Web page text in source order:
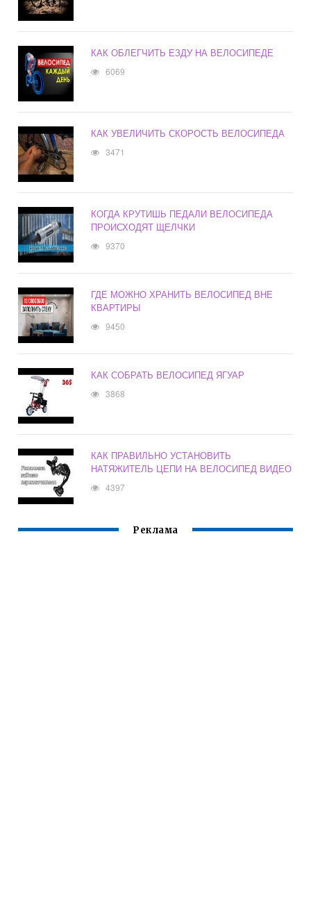
КАК ОБЛЕГЧИТЬ ЕЗДУ НА ВЕЛОСИПЕДЕ
6069
КАК УВЕЛИЧИТЬ СКОРОСТЬ ВЕЛОСИПЕДА
3471
КОГДА КРУТИШЬ ПЕДАЛИ ВЕЛОСИПЕДА
ПРОИСХОДЯТ ЩЕЛЧКИ
9370
ГДЕ МОЖНО ХРАНИТЬ ВЕЛОСИПЕД ВНЕ
КВАРТИРЫ
9450
КАК СОБРАТЬ ВЕЛОСИПЕД ЯГУАР
3868
КАК ПРАВИЛЬНО УСТАНОВИТЬ
НАТЯЖИТЕЛЬ ЦЕПИ НА ВЕЛОСИПЕД ВИДЕО
4397
Реклама